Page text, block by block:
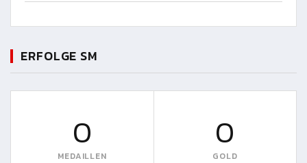
23:59
ERFOLGE SM
0
MEDAILLEN
0
GOLD